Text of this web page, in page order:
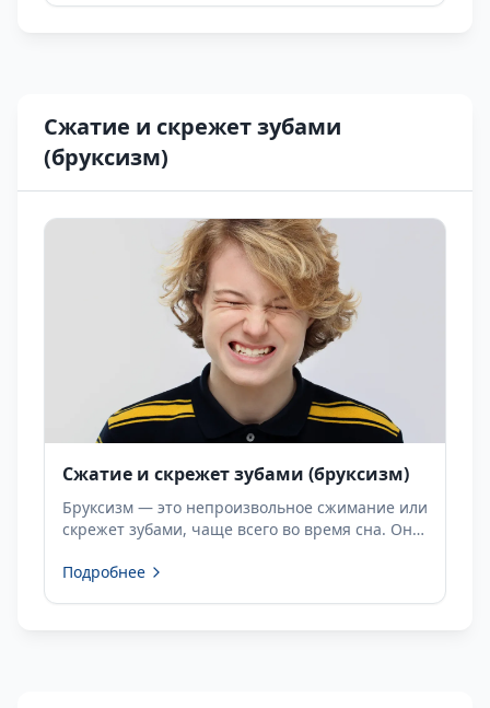
Сжатие и скрежет зубами
(бруксизм)
Сжатие и скрежет зубами (бруксизм)
Бруксизм — это непроизвольное сжимание или
скрежет зубами, чаще всего во время сна. Он
челюсти. Индивидуальные каппы защищают
Подробнее